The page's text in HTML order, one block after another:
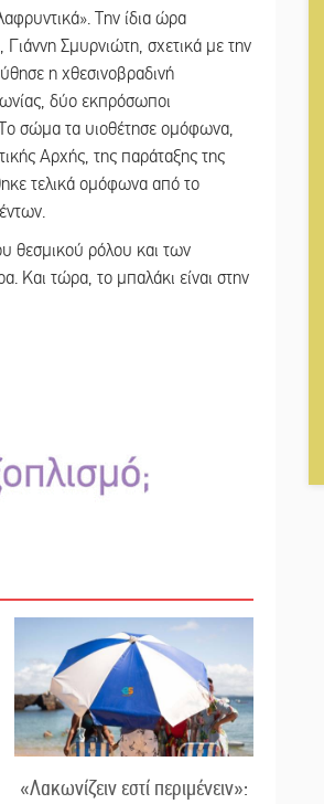
Την ίδια ώρα
Σμυρνιώτη, σχετικά με την
η χθεσινοβραδινή
δύο εκπρόσωποι
Το σώμα τα υιοθέτησε ομόφωνα,
Αρχής, της παράταξης της
τελικά ομόφωνα από το
θεσμικού ρόλου και των
Και τώρα, το μπαλάκι είναι στην
«Λακωνίζειν εστί περιμένειν»: